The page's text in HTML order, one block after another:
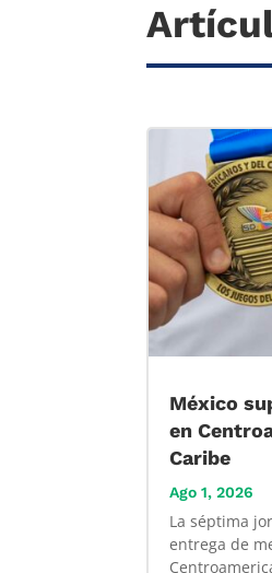
México
en
Caribe
Ago 1, 2026
La séptima
entrega de